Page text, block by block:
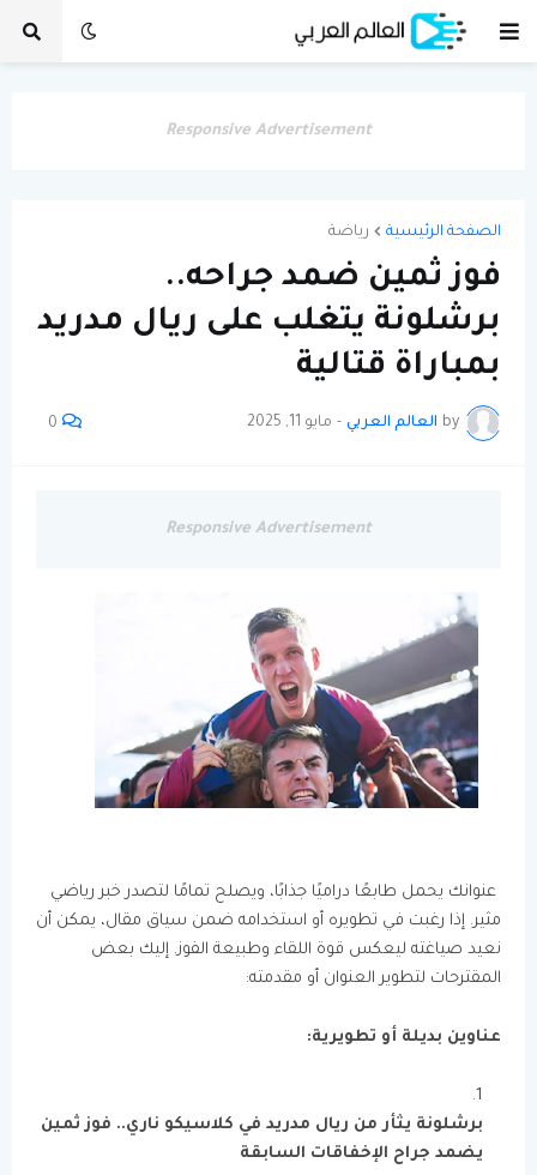
Responsive Advertisement
الصفحة الرئيسية رياضة
فوز ثمين ضمد جراحه..
برشلونة يتغلب على ريال مدريد
بمباراة قتالية
by العالم العربي - مايو 11, 2025 0
Responsive Advertisement
عنوانك يحمل طابعًا دراميًا جذابًا، ويصلح تمامًا لتصدر خبر رياضي
مثير. إذا رغبت في تطويره أو استخدامه ضمن سياق مقال، يمكن أن
نعيد صياغته ليعكس قوة اللقاء وطبيعة الفوز. إليك بعض
المقترحات لتطوير العنوان أو مقدمته:
عناوين بديلة أو تطويرية:
برشلونة يثأر من ريال مدريد في كلاسيكو ناري.. فوز ثمين
يضمد جراح الإخفاقات السابقة